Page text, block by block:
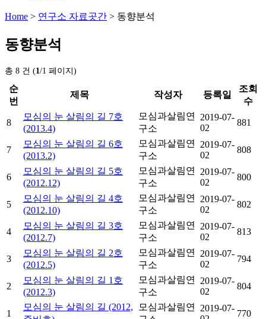
Home > 연구소 자료곳간 > 동향분석
동향분석
총 8 건 (1/1 페이지)
순
번
제목 작성자 등록일
조회
수
8
모심의 눈 살림의 길 7호
(2013.4)
모심과살림연
구소
2019-07-
02
881
7
모심의 눈 살림의 길 6호
(2013.2)
모심과살림연
구소
2019-07-
02
808
6
모심의 눈 살림의 길 5호
(2012.12)
모심과살림연
구소
2019-07-
02
800
5
모심의 눈 살림의 길 4호
(2012.10)
모심과살림연
구소
2019-07-
02
802
4
모심의 눈 살림의 길 3호
(2012.7)
모심과살림연
구소
2019-07-
02
813
3
모심의 눈 살림의 길 2호
(2012.5)
모심과살림연
구소
2019-07-
02
794
2
모심의 눈 살림의 길 1호
(2012.3)
모심과살림연
구소
2019-07-
02
804
1
모심의 눈 살림의 길 (2012,
모심과살림연
2019-07-
770